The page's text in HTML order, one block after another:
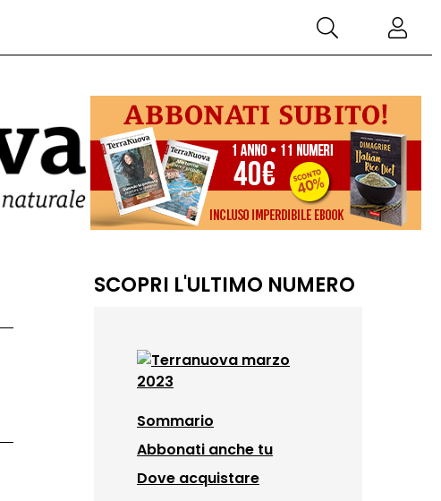
SCOPRI L'ULTIMO NUMERO
Sommario
Abbonati anche tu
Dove acquistare